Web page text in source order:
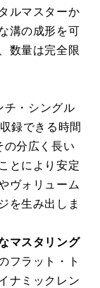
ルマスターか
溝の成形を可
数量は完全限
・シングル
録できる時間
の分広く長い
とにより安定
ヴォリューム
を生み出しま
マスタリング
フラット・ト
ナミックレン